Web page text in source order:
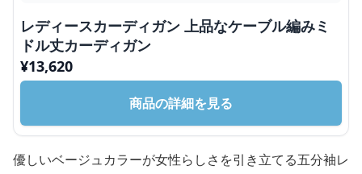
レディースカーディガン 上品なケーブル編みミ
ドル丈カーディガン
¥13,620
商品の詳細を見る
優しいベージュカラーが女性らしさを引き立てる五分袖レ